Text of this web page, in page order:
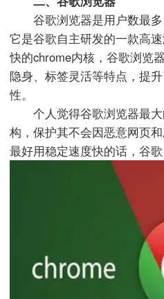
谷歌浏览器是用户数最多
它是谷歌自主研发的一款高
快的chrome内核，谷歌浏览
隐身、标签灵活等特点，提
性。
个人觉得谷歌浏览器最大
构，保护其不会因恶意网页
最好用稳定速度快的话，谷歌